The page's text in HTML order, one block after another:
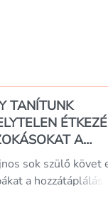
TANÍTUNK
A
sok szülő követ
a hozzátáplálás